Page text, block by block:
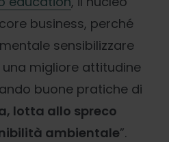
business, perché
sensibilizzare
migliore attitudine
buone pratiche di
lotta allo spreco
ambientale”.